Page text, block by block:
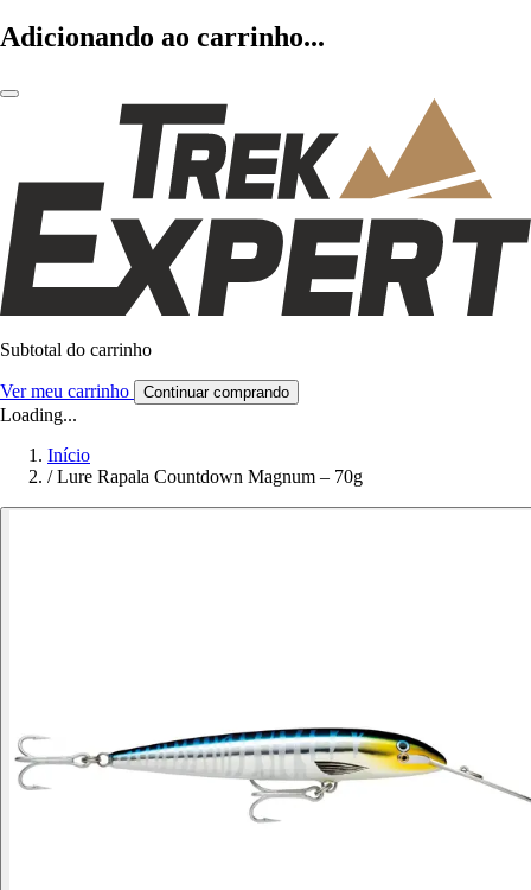
Adicionando ao carrinho...
Subtotal do carrinho
Ver meu carrinho Continuar comprando
Loading...
Início
/ Lure Rapala Countdown Magnum – 70g